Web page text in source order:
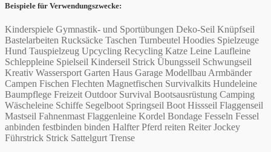
Beispiele für Verwendungszwecke:
Kinderspiele Gymnastik- und Sportübungen Deko-Seil Knüpfseil
Bastelarbeiten Rucksäcke Taschen Turnbeutel Hoodies Spielzeuge
Hund Tauspielzeug Upcycling Recycling Katze Leine Laufleine
Schleppleine Spielseil Kinderseil Strick Übungsseil Schwungseil
Kreativ Wassersport Garten Haus Garage Modellbau Armbänder
Campen Fischen Flechten Magnetfischen Survivalkits Hundeleine
Baumpflege Freizeit Outdoor Survival Bootsausrüstung Camping
Wäscheleine Schiffe Segelboot Springseil Boot Hissseil Flaggenseil
Mastseil Fahnenmast Flaggenleine Kordel Bondage Fesseln Fessel
anbinden festbinden binden Halfter Pferd reiten Reiter Jockey
Führstrick Strick Sattelgurt Trense